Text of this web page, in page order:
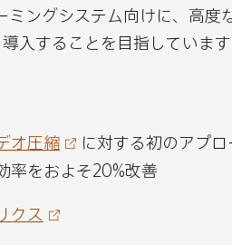
ミングシステム向けに、高度
入することを目指しています
オ圧縮
に対する初のアプ
率をおよそ20%改善
クス